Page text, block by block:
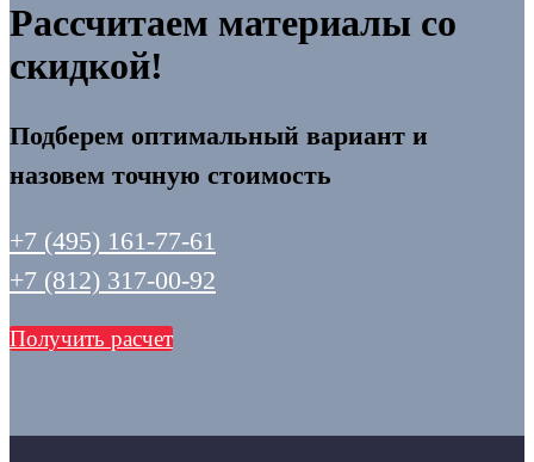
Рассчитаем материалы со
скидкой!
Подберем оптимальный вариант и
назовем точную стоимость
+7 (495) 161-77-61
+7 (812) 317-00-92
Получить расчет